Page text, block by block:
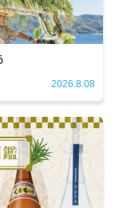
2026.8.08